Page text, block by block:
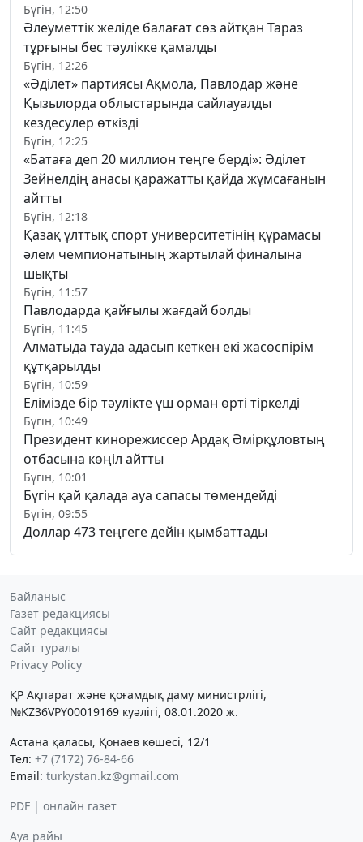
Бүгін, 12:50
Әлеуметтік желіде балағат сөз айтқан Тараз
тұрғыны бес тәулікке қамалды
Бүгін, 12:26
«Әділет» партиясы Ақмола, Павлодар және
Қызылорда облыстарында сайлауалды
кездесулер өткізді
Бүгін, 12:25
«Батаға деп 20 миллион теңге берді»: Әділет
Зейнелдің анасы қаражатты қайда жұмсағанын
айтты
Бүгін, 12:18
Қазақ ұлттық спорт университетінің құрамасы
әлем чемпионатының жартылай финалына
шықты
Бүгін, 11:57
Павлодарда қайғылы жағдай болды
Бүгін, 11:45
Алматыда тауда адасып кеткен екі жасөспірім
құтқарылды
Бүгін, 10:59
Елімізде бір тәулікте үш орман өрті тіркелді
Бүгін, 10:49
Президент кинорежиссер Ардақ Әмірқұловтың
отбасына көңіл айтты
Бүгін, 10:01
Бүгін қай қалада ауа сапасы төмендейді
Бүгін, 09:55
Доллар 473 теңгеге дейін қымбаттады
Байланыс
Газет редакциясы
Сайт редакциясы
Сайт туралы
Privacy Policy
ҚР Ақпарат және қоғамдық даму министрлігі,
№KZ36VPY00019169 куәлігі, 08.01.2020 ж.
Астана қаласы, Қонаев көшесі, 12/1
Тел: +7 (7172) 76-84-66
Email: turkystan.kz@gmail.com
PDF | онлайн газет
Ауа райы